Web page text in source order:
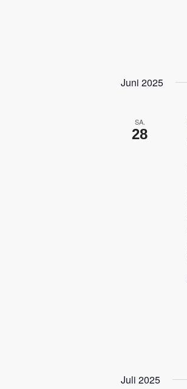
Juni 2025
SA.
28
Juli 2025